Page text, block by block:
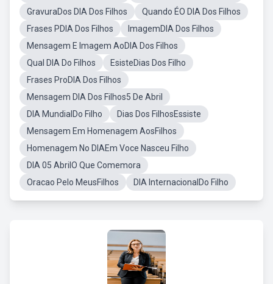
GravuraDos DIA Dos Filhos
Quando ÉO DIA Dos Filhos
Frases PDIA Dos Filhos
ImagemDIA Dos Filhos
Mensagem E Imagem AoDIA Dos Filhos
Qual DIA Do Filhos
EsisteDias Dos Filho
Frases ProDIA Dos Filhos
Mensagem DIA Dos Filhos5 De Abril
DIA MundialDo Filho
Dias Dos FilhosEssiste
Mensagem Em Homenagem AosFilhos
Homenagem No DIAEm Voce Nasceu Filho
DIA 05 AbrilO Que Comemora
Oracao Pelo MeusFilhos
DIA InternacionalDo Filho